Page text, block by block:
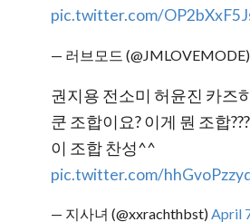
pic.twitter.com/
— 러브모드 (@JMLOVEMODE)
권지용 전소미 허윤진 카즈
쿤 조합이요? 이게 뭔 조합
이 조합 찬성^^
pic.twitter.com/
— 지사녀 (@xxrachthbst)April